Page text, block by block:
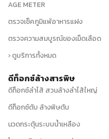
AGE METER
ตรวจเช็คภูมิแพ้อาหารแฝง
ตรวจความสมบูรณ์ของเม็ดเลือด
› ดูบริการทั้งหมด
ดีท็อกซ์ล้างสารพิษ
ดีท็อกซ์ลำไส้ สวนล้างลำไส้ใหญ่
ดีท็อกซ์ตับ ล้างพิษตับ
นวดกระตุ้นระบบน้ำเหลือง